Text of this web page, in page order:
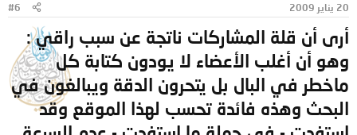
20 يناير 2009 #6
أرى أن قلة المشاركات ناتجة عن سبب راقي :
وهو أن أغلب الأعضاء لا يودون كتابة كل
ماخطر في البال بل يتحرون الدقة ويبالغون في
البحث وهذه فائدة تحسب لهذا الموقع وقد